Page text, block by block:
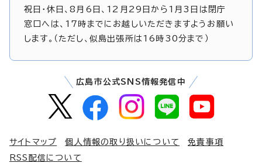
祝日・休日、8月6日、12月29日から1月3日は閉庁
窓口へは、17時までにお越しいただきますようお願い
します。（ただし、似島出張所は16時30分まで）
広島市公式SNS情報発信中
サイトマップ 個人情報の取り扱いについて
免責事項
RSS配信について